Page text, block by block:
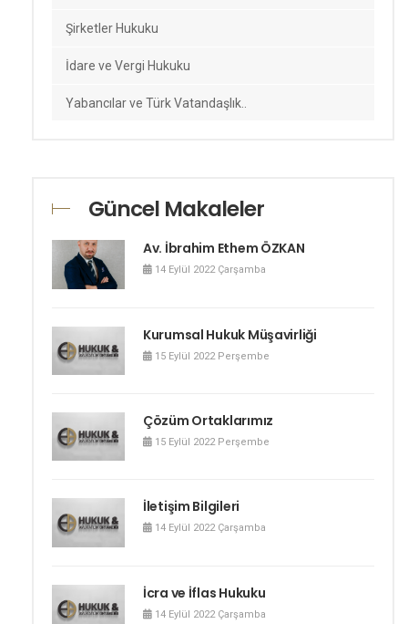
Şirketler Hukuku
İdare ve Vergi Hukuku
Yabancılar ve Türk Vatandaşlık..
Tüketici Hukuku
Bilişim Hukuku
Disiplin Hukuku
Vakıf ve Dernekler Hukuku
Basın Hukuku
Tıp Hukuku
Güncel Makaleler
Av. İbrahim Ethem ÖZKAN
14 Eylül 2022 Çarşamba
Kurumsal Hukuk Müşavirliği
15 Eylül 2022 Perşembe
Çözüm Ortaklarımız
15 Eylül 2022 Perşembe
İletişim Bilgileri
14 Eylül 2022 Çarşamba
İcra ve İflas Hukuku
14 Eylül 2022 Çarşamba